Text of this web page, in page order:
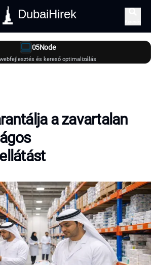
DubaiHirek
05Node
és kereső optimalizálás
a zavartalan